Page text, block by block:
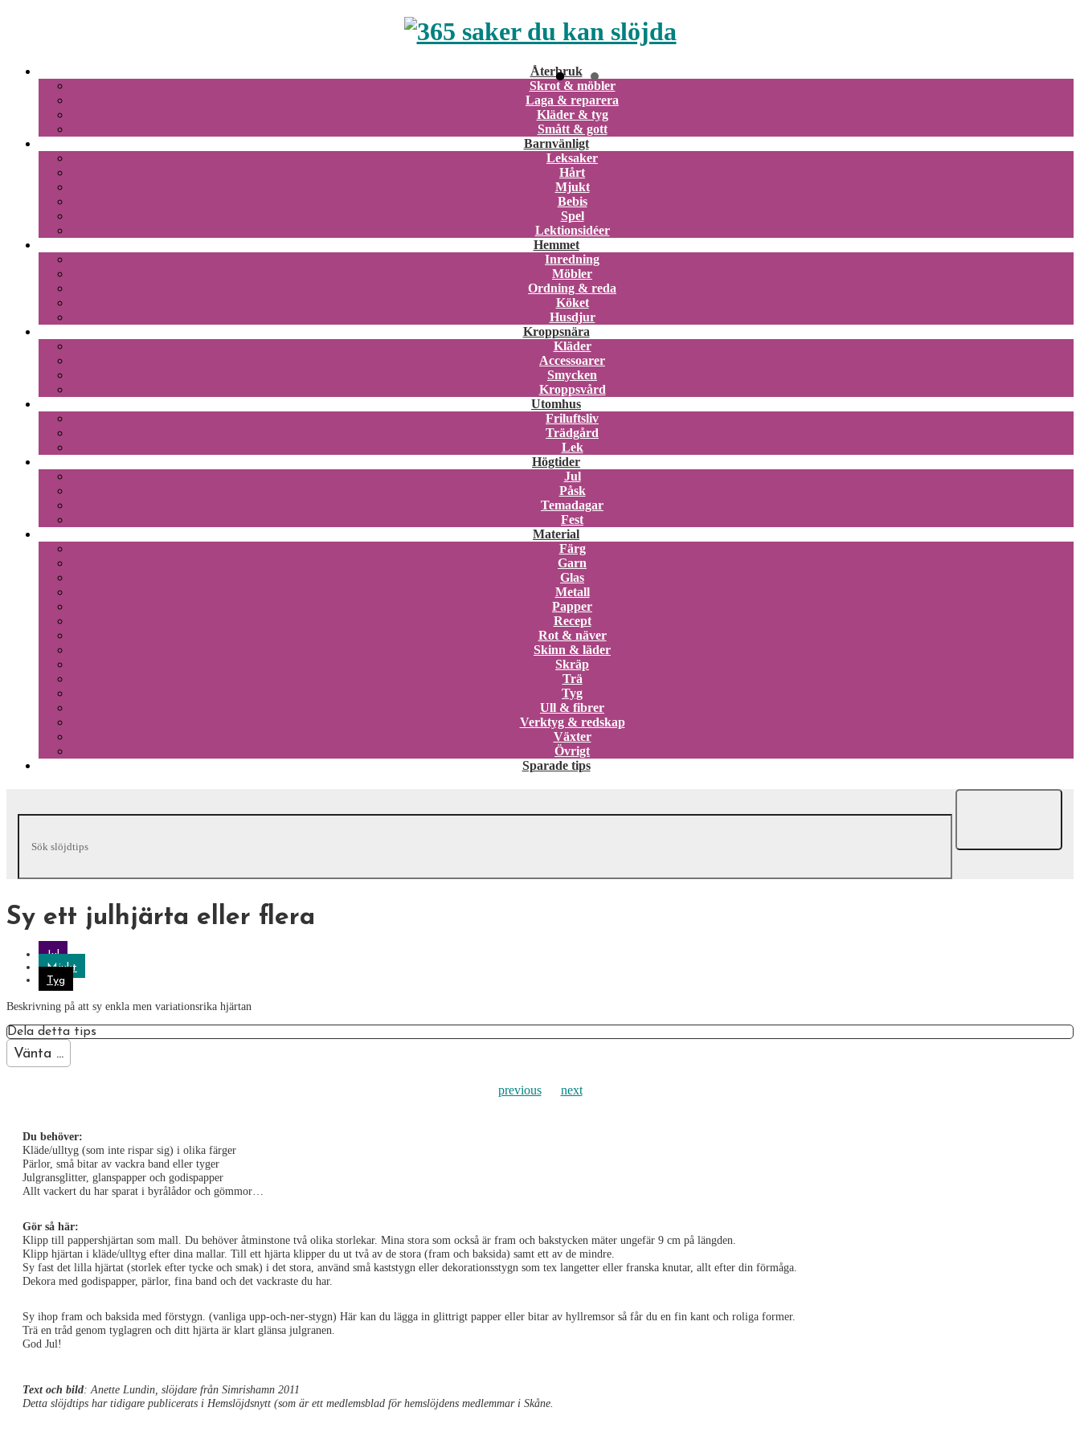
Återbruk
Skrot & möbler
Laga & reparera
Kläder & tyg
Smått & gott
Barnvänligt
Leksaker
Hårt
Mjukt
Bebis
Spel
Lektionsidéer
Hemmet
Inredning
Möbler
Ordning & reda
Köket
Husdjur
Kroppsnära
Kläder
Accessoarer
Smycken
Kroppsvård
Utomhus
Friluftsliv
Trädgård
Lek
Högtider
Jul
Påsk
Temadagar
Fest
Material
Färg
Garn
Glas
Metall
Papper
Recept
Rot & näver
Skinn & läder
Skräp
Trä
Tyg
Ull & fibrer
Verktyg & redskap
Växter
Övrigt
Sparade tips
Sy ett julhjärta eller flera
Jul
Mjukt
Tyg
Beskrivning på att sy enkla men variationsrika hjärtan
Dela detta tips
Vänta ...
previous next
Du behöver:
Kläde/ulltyg (som inte rispar sig) i olika färger
Pärlor, små bitar av vackra band eller tyger
Julgransglitter, glanspapper och godispapper
Allt vackert du har sparat i byrålådor och gömmor…
Gör så här:
Klipp till pappershjärtan som mall. Du behöver åtminstone två olika storlekar. Mina stora som också är fram och bakstycken mäter ungefär 9 cm på längden.
Klipp hjärtan i kläde/ulltyg efter dina mallar. Till ett hjärta klipper du ut två av de stora (fram och baksida) samt ett av de mindre.
Sy fast det lilla hjärtat (storlek efter tycke och smak) i det stora, använd små kaststygn eller dekorationsstygn som tex langetter eller franska knutar, allt efter din förmåga.
Dekora med godispapper, pärlor, fina band och det vackraste du har.
Sy ihop fram och baksida med förstygn. (vanliga upp-och-ner-stygn) Här kan du lägga in glittrigt papper eller bitar av hyllremsor så får du en fin kant och roliga former.
Trä en tråd genom tyglagren och ditt hjärta är klart glänsa julgranen.
God Jul!
Text och bild: Anette Lundin, slöjdare från Simrishamn 2011
Detta slöjdtips har tidigare publicerats i Hemslöjdsnytt (som är ett medlemsblad för hemslöjdens medlemmar i Skåne.